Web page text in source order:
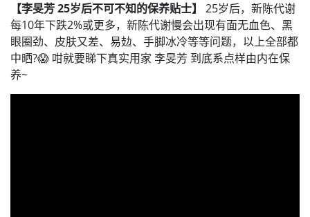
【李旻芳​ 25岁后不可不知的保养贴士】
25岁后，新陈代谢
每10年下跌2%或更多，新陈代谢慢会出现有面无血色、黑
眼圈劲、皮肤又差、易攰、手脚冰冷等等问题，以上全部都
中晒?😱 咁就要睇下真实用家 李旻芳 到底系点样由内在保
养~